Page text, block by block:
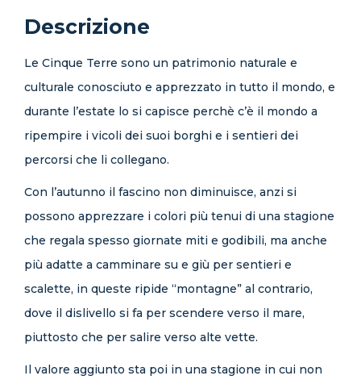
Descrizione
Le Cinque Terre sono un patrimonio naturale e
culturale conosciuto e apprezzato in tutto il mondo, e
durante l’estate lo si capisce perchè c’è il mondo a
ripempire i vicoli dei suoi borghi e i sentieri dei
percorsi che li collegano.
Con l’autunno il fascino non diminuisce, anzi si
possono apprezzare i colori più tenui di una stagione
che regala spesso giornate miti e godibili, ma anche
più adatte a camminare su e giù per sentieri e
scalette, in queste ripide “montagne” al contrario,
dove il dislivello si fa per scendere verso il mare,
piuttosto che per salire verso alte vette.
Il valore aggiunto sta poi in una stagione in cui non